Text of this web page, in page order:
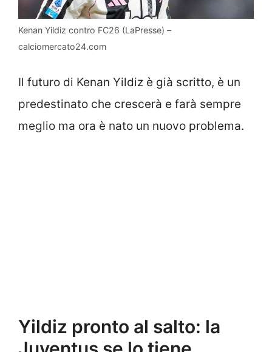
Kenan Yildiz contro FC26 (LaPresse) –
calciomercato24.com
Il futuro di Kenan Yildiz è già scritto, è un
predestinato che crescerà e farà sempre
meglio ma ora è nato un nuovo problema.
Yildiz pronto al salto: la